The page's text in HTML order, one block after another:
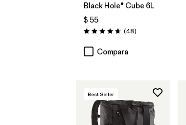
Black Hole® Cube 6L
$ 55
Valoración: 4.7 / 5
(48Comentarios
)
Compara
Best Seller